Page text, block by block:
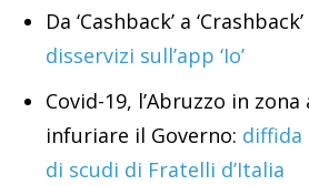
Da ‘Cashback’ a ‘Crashback’
disservizi sull’app ‘Io’
Covid-19, l’Abruzzo in
infuriare il Governo: diffida
di scudi di Fratelli d’Italia